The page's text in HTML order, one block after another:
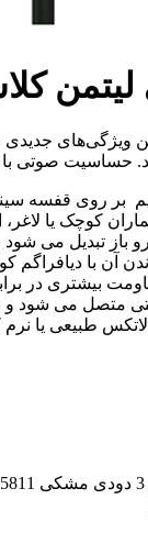
3 دودی
صوتی با
بر روی قفسه
کوچک یا لاغر،
تبدیل می شود
آن با دیافراگم
بیشتری در
متصل می
لاتکس طبیعی یا